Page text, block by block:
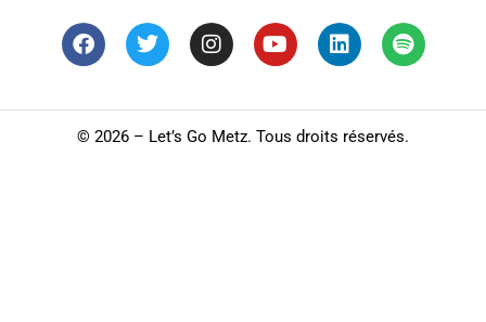
© 2026 – Let’s Go Metz. Tous droits réservés.